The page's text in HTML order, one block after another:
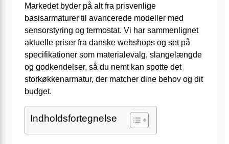
Markedet byder på alt fra prisvenlige
basisarmaturer til avancerede modeller med
sensorstyring og termostat. Vi har sammenlignet
aktuelle priser fra danske webshops og set på
specifikationer som materialevalg, slangelængde
og godkendelser, så du nemt kan spotte det
storkøkkenarmatur, der matcher dine behov og dit
budget.
Indholdsfortegnelse